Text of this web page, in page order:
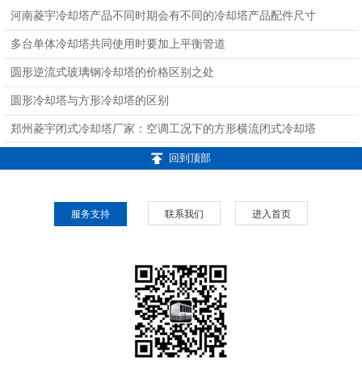
却塔
河南菱宇冷却塔产品不同时期会有不同的冷却塔产品配件尺寸
多台单体冷却塔共同使用时要加上平衡管道
圆形逆流式玻璃钢冷却塔的价格区别之处
圆形冷却塔与方形冷却塔的区别
郑州菱宇闭式冷却塔厂家：空调工况下的方形横流闭式冷却塔
回到顶部
服务支持 联系我们 进入首页